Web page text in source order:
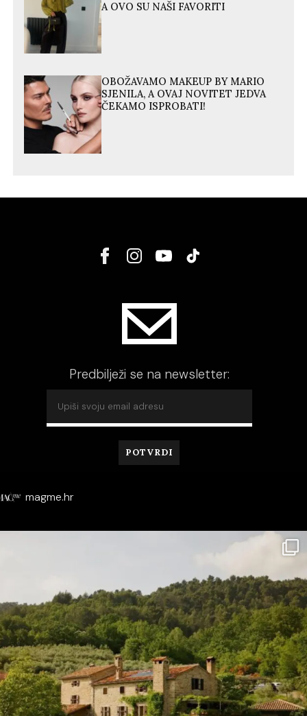
A OVO SU NAŠI FAVORITI
OBOŽAVAMO MAKEUP BY MARIO
SJENILA, A OVAJ NOVITET JEDVA
ČEKAMO ISPROBATI!
Predbilježi se na newsletter:
magme.hr